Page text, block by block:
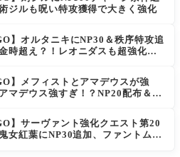
ジルも呪い特攻獲得で大きく強化
】オルタニキにNP30＆秩序特攻追
時超え？！レオニダスも超強化で
】メフィストとアマデウスが強
マデウス強すぎ！？NP20配布＆Ar
】サーヴァント強化クエスト第20
女紅葉にNP30追加、ファントムも